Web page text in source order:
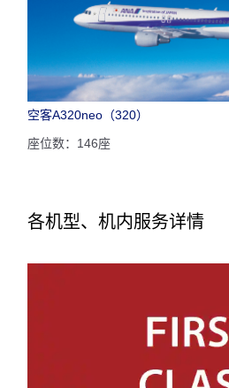
空客A320neo（320）
座位数：146座
各机型、机内服务详情